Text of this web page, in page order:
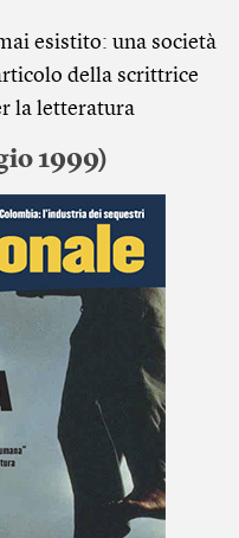
esistito: una società
della scrittrice
la letteratura
1999)